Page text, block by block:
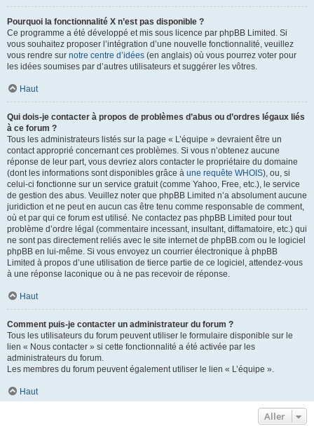
Pourquoi la fonctionnalité X n’est pas disponible ?
Ce programme a été développé et mis sous licence par phpBB Limited. Si
vous souhaitez proposer l’intégration d’une nouvelle fonctionnalité, veuillez
vous rendre sur notre centre d’idées (en anglais) où vous pourrez voter pour
les idées soumises par d’autres utilisateurs et suggérer les vôtres.
Haut
Qui dois-je contacter à propos de problèmes d’abus ou d’ordres légaux liés
à ce forum ?
Tous les administrateurs listés sur la page « L’équipe » devraient être un
contact approprié concernant ces problèmes. Si vous n’obtenez aucune
réponse de leur part, vous devriez alors contacter le propriétaire du domaine
(dont les informations sont disponibles grâce à une requête WHOIS), ou, si
celui-ci fonctionne sur un service gratuit (comme Yahoo, Free, etc.), le service
de gestion des abus. Veuillez noter que phpBB Limited n’a absolument aucune
juridiction et ne peut en aucun cas être tenu comme responsable de comment,
où et par qui ce forum est utilisé. Ne contactez pas phpBB Limited pour tout
problème d’ordre légal (commentaire incessant, insultant, diffamatoire, etc.) qui
ne sont pas directement reliés avec le site internet de phpBB.com ou le logiciel
phpBB en lui-même. Si vous envoyez un courrier électronique à phpBB
Limited à propos d’une utilisation de tierce partie de ce logiciel, attendez-vous
à une réponse laconique ou à ne pas recevoir de réponse.
Haut
Comment puis-je contacter un administrateur du forum ?
Tous les utilisateurs du forum peuvent utiliser le formulaire disponible sur le
lien « Nous contacter » si cette fonctionnalité a été activée par les
administrateurs du forum.
Les membres du forum peuvent également utiliser le lien « L’équipe ».
Haut
Aller